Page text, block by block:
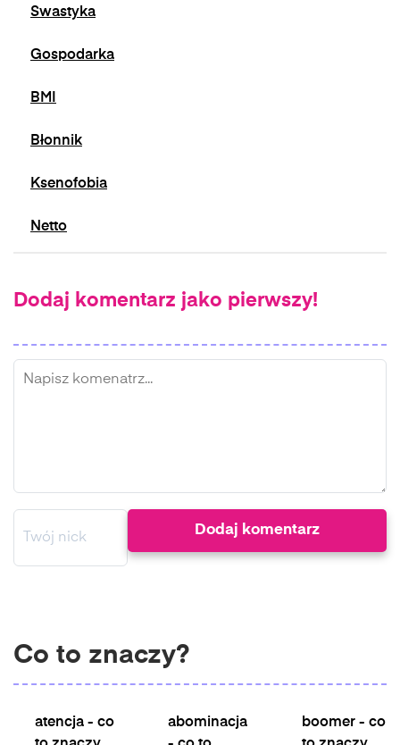
Swastyka
Gospodarka
BMI
Błonnik
Ksenofobia
Netto
Dodaj komentarz jako pierwszy!
Co to znaczy?
atencja - co
abominacja
boomer - co